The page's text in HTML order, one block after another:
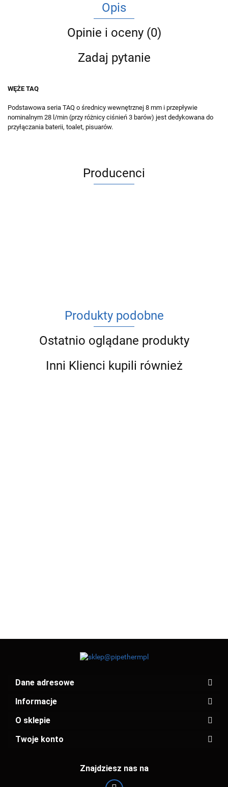
Opis
Opinie i oceny (0)
Zadaj pytanie
WĘŻE TAQ
Podstawowa seria TAQ o średnicy wewnętrznej 8 mm i przepływie
nominalnym 28 l/min (przy różnicy ciśnień 3 barów) jest dedykowana do
przyłączania baterii, toalet, pisuarów.
Producenci
Produkty podobne
Ostatnio oglądane produkty
Inni Klienci kupili również
Dane adresowe
Informacje
O sklepie
Twoje konto
Znajdziesz nas na